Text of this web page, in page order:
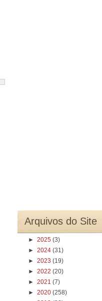
Arquivos do Site
► 2025 (3)
► 2024 (31)
► 2023 (19)
► 2022 (20)
► 2021 (7)
► 2020 (258)